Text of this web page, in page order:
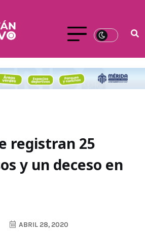
registran 25
y un deceso en
ABRIL 28, 2020